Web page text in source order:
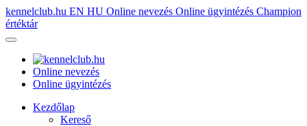
kennelclub.hu EN HU Online nevezés Online ügyintézés Champion
értéktár
Online nevezés
Online ügyintézés
Kezdőlap
Kereső